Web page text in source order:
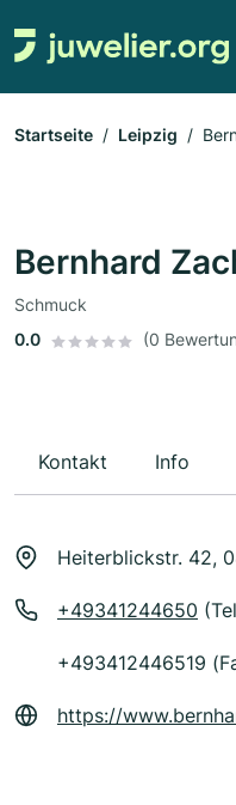
Startseite Leipzig
Bernhard
Schmuck
0.0
(0
Kontakt Info
Heiterblickstr. 42,
+49341244650
+493412446519
https://